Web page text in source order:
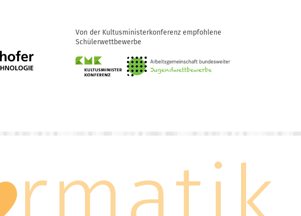
Von der Kultusministerkonferenz empfohlene
Schülerwettbewerbe